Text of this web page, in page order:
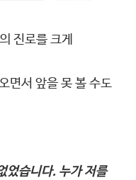
진로를 크게
면서 앞을 못 볼 수도
었습니다. 누가 저를